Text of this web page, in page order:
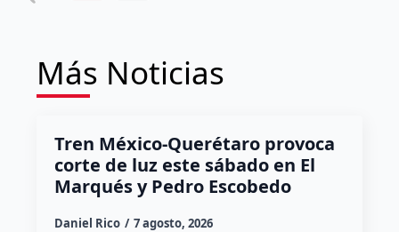
Más Noticias
Tren México-Querétaro provoca
corte de luz este sábado en El
Marqués y Pedro Escobedo
Daniel Rico 7 agosto, 2026